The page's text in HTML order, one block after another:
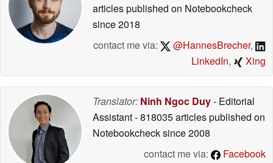
articles published on Notebookcheck
since 2018
contact me via:
@HannesBrecher,
LinkedIn, Xing
Translator: Ninh Ngoc Duy- Editorial
Assistant- 818035 articles published on
Notebookchecksince 2008
contact me via:
Facebook